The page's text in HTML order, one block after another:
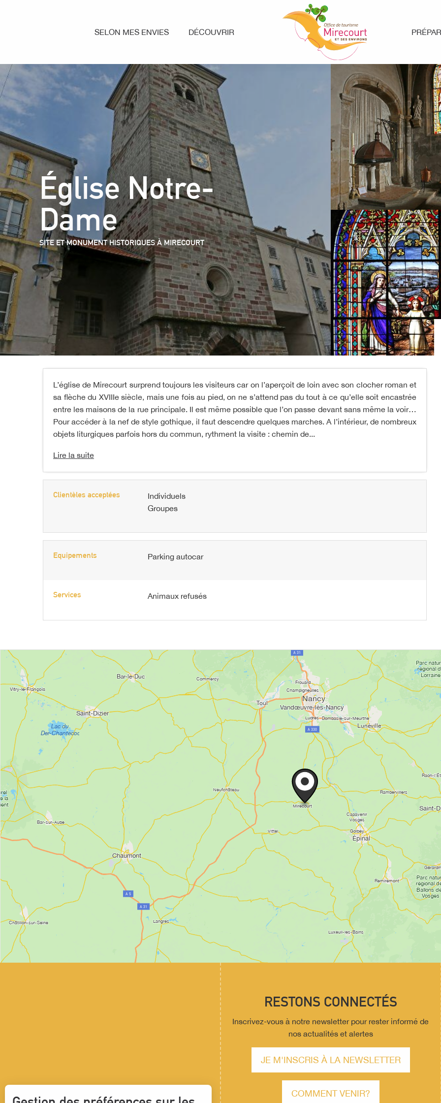
SELON MES ENVIES DÉCOUVRIR
Église Notre-
Dame
SITE ET MONUMENT HISTORIQUES À MIRECOURT
L’église de Mirecourt surprend toujours les visiteurs car on l’aperçoit de loin avec son clocher roman et
sa flèche du XVIIIe siècle, mais une fois au pied, on ne s’attend pas du tout à ce qu’elle soit encastrée
entre les maisons de la rue principale. Il est même possible que l’on passe devant sans même la voir…
Pour accéder à la nef de style gothique, il faut descendre quelques marches. A l’intérieur, de nombreux
objets liturgiques parfois hors du commun, rythment la visite : chemin de...
Lire la suite
Clientèles acceptées
Individuels
Groupes
Equipements Parking autocar
Services Animaux refusés
RESTONS CONNECTÉS
Inscrivez-vous à notre newsletter pour rester informé de
nos actualités et alertes
JE M'INSCRIS À LA NEWSLETTER
COMMENT VENIR?